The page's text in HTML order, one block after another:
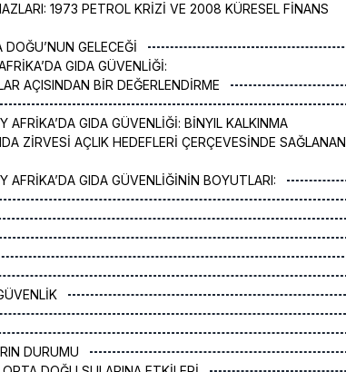
1973 PETROL KRİZİ VE 2008 KÜRESEL FİNANS
GELECEĞİ
GIDA GÜVENLİĞİ:
AÇISINDAN BİR DEĞERLENDİRME
AFRİKA’DA GIDA GÜVENLİĞİ: BİNYIL KALKINMA
ZİRVESİ AÇLIK HEDEFLERİ ÇERÇEVESİNDE SAĞLANAN
AFRİKA’DA GIDA GÜVENLİĞİNİN BOYUTLARI:
DURUMU